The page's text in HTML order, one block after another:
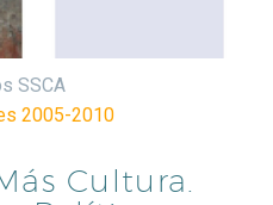
SSCA
2005-2010
Cultura.